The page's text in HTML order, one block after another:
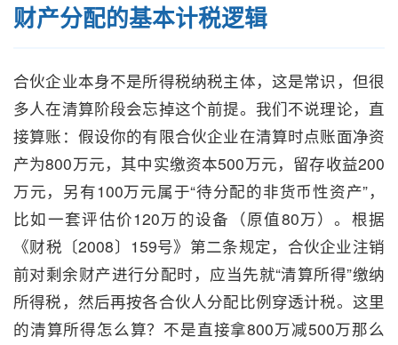
财产分配的基本计税逻辑
合伙企业本身不是所得税纳税主体，这是常识，但很
多人在清算阶段会忘掉这个前提。我们不说理论，直
接算账：假设你的有限合伙企业在清算时点账面净资
产为800万元，其中实缴资本500万元，留存收益200
万元，另有100万元属于“待分配的非货币性资产”，
比如一套评估价120万的设备（原值80万）。根据
《财税〔2008〕159号》第二条规定，合伙企业注销
前对剩余财产进行分配时，应当先就“清算所得”缴纳
所得税，然后再按各合伙人分配比例穿透计税。这里
的清算所得怎么算？不是直接拿800万减500万那么